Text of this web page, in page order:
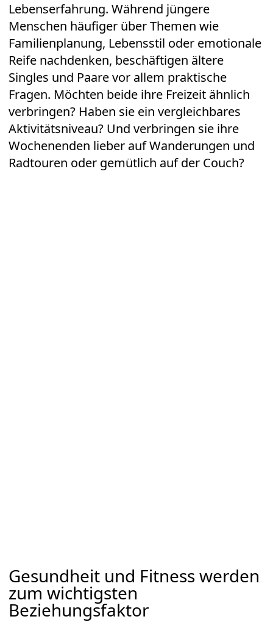
Lebenserfahrung. Während jüngere
Menschen häufiger über Themen wie
Familienplanung, Lebensstil oder emotionale
Reife nachdenken, beschäftigen ältere
Singles und Paare vor allem praktische
Fragen. Möchten beide ihre Freizeit ähnlich
verbringen? Haben sie ein vergleichbares
Aktivitätsniveau? Und verbringen sie ihre
Wochenenden lieber auf Wanderungen und
Radtouren oder gemütlich auf der Couch?
Gesundheit und Fitness werden
zum wichtigsten
Beziehungsfaktor